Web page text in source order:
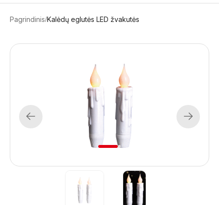
Pagrindinis Kalėdų eglutės LED žvakutės
Previous Next
1 2